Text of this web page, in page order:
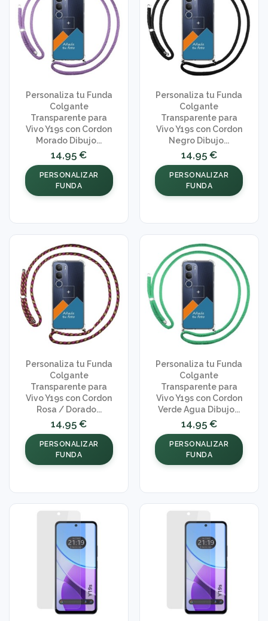
Personaliza tu Funda
Colgante
Transparente para
Vivo Y19s con Cordon
Morado Dibujo...
14,95 €
PERSONALIZAR
FUNDA
Personaliza tu Funda
Colgante
Transparente para
Vivo Y19s con Cordon
Negro Dibujo...
14,95 €
PERSONALIZAR
FUNDA
Personaliza tu Funda
Colgante
Transparente para
Vivo Y19s con Cordon
Rosa / Dorado...
14,95 €
PERSONALIZAR
FUNDA
Personaliza tu Funda
Colgante
Transparente para
Vivo Y19s con Cordon
Verde Agua Dibujo...
14,95 €
PERSONALIZAR
FUNDA